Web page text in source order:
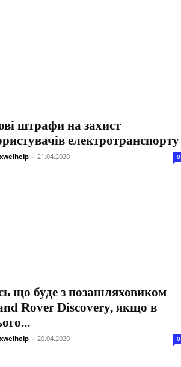
штрафи на захист
електротранспорту
- 21.04.2020 0
що буде з позашляховиком
Rover Discovery, якщо в
- 20.04.2020 0